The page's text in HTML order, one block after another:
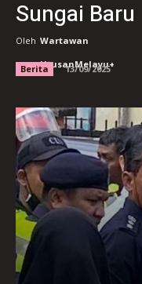
Sungai Baru
Oleh Wartawan
UtusanMelayu+
Berita 13/09/2025